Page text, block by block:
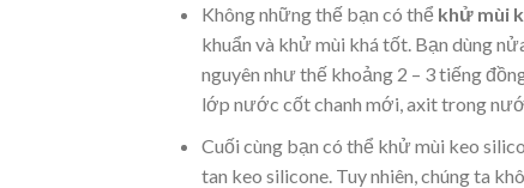
Không những thế bạn có thể khử mùi
khuẩn và khử mùi khá tốt. Bạn dùng
nguyên như thế khoảng 2 – 3 tiếng
lớp nước cốt chanh mới, axit trong
Cuối cùng bạn có thể khử mùi keo
tan keo silicone. Tuy nhiên, chúng ta